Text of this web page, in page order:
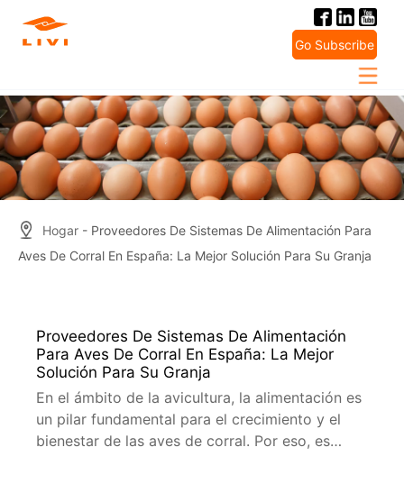
Go Subscribe
Hogar - Proveedores De Sistemas De Alimentación Para
Aves De Corral En España: La Mejor Solución Para Su Granja
Proveedores De Sistemas De Alimentación
Para Aves De Corral En España: La Mejor
Solución Para Su Granja
En el ámbito de la avicultura, la alimentación es
un pilar fundamental para el crecimiento y el
bienestar de las aves de corral. Por eso, es